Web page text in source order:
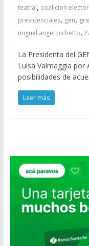
teatral, coalicion
presidenciales, gen,
miguel angel pichetto,
La Presidenta del
Luisa Valmaggia por
posibilidades de
Leer más